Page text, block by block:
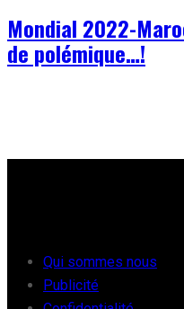
Mondial 2022-
de polémique…!
Qui sommes nous
Publicité